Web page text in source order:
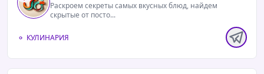
Раскроем секреты самых вкусных блюд, найдем
скрытые от посто...
КУЛИНАРИЯ